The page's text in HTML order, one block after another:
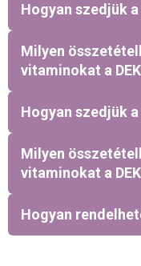
Hogyan szedjük
Milyen
vitaminokat a
Hogyan szedjük
Milyen
vitaminokat a
Hogyan